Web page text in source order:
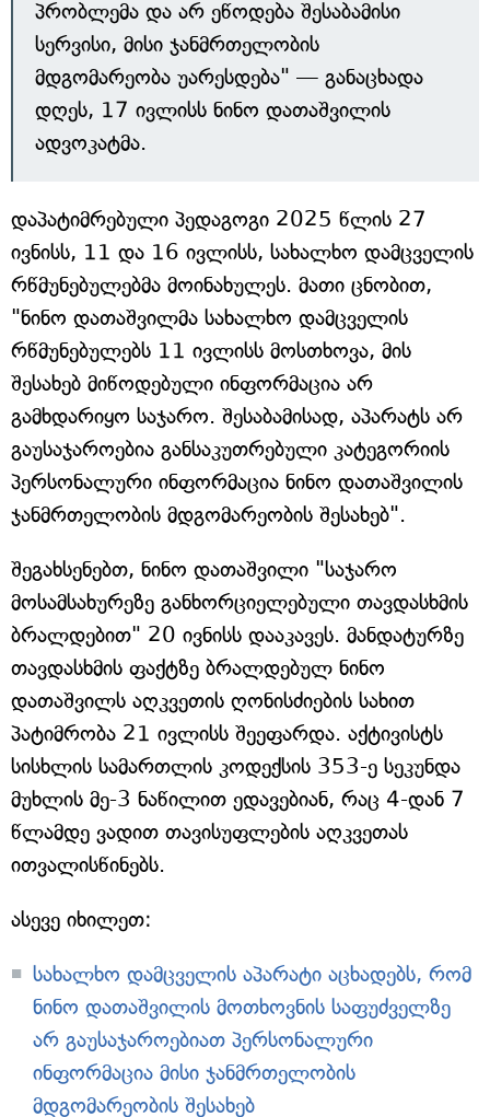
პრობლემა და არ ეწოდება შესაბამისი
სერვისი, მისი ჯანმრთელობის
მდგომარეობა უარესდება" — განაცხადა
დღეს, 17 ივლისს ნინო დათაშვილის
ადვოკატმა.
დაპატიმრებული პედაგოგი 2025 წლის 27
ივნისს, 11 და 16 ივლისს, სახალხო დამცველის
რწმუნებულებმა მოინახულეს. მათი ცნობით,
"ნინო დათაშვილმა სახალხო დამცველის
რწმუნებულებს 11 ივლისს მოსთხოვა, მის
შესახებ მიწოდებული ინფორმაცია არ
გამხდარიყო საჯარო. შესაბამისად, აპარატს არ
გაუსაჯაროებია განსაკუთრებული კატეგორიის
პერსონალური ინფორმაცია ნინო დათაშვილის
ჯანმრთელობის მდგომარეობის შესახებ".
შეგახსენებთ, ნინო დათაშვილი "საჯარო
მოსამსახურეზე განხორციელებული თავდასხმის
ბრალდებით" 20 ივნისს დააკავეს. მანდატურზე
თავდასხმის ფაქტზე ბრალდებულ ნინო
დათაშვილს აღკვეთის ღონისძიების სახით
პატიმრობა 21 ივლისს შეეფარდა. აქტივისტს
სისხლის სამართლის კოდექსის 353-ე სეკუნდა
მუხლის მე-3 ნაწილით ედავებიან, რაც 4-დან 7
წლამდე ვადით თავისუფლების აღკვეთას
ითვალისწინებს.
ასევე იხილეთ:
სახალხო დამცველის აპარატი აცხადებს, რომ
ნინო დათაშვილის მოთხოვნის საფუძველზე
არ გაუსაჯაროებიათ პერსონალური
ინფორმაცია მისი ჯანმრთელობის
მდგომარეობის შესახებ